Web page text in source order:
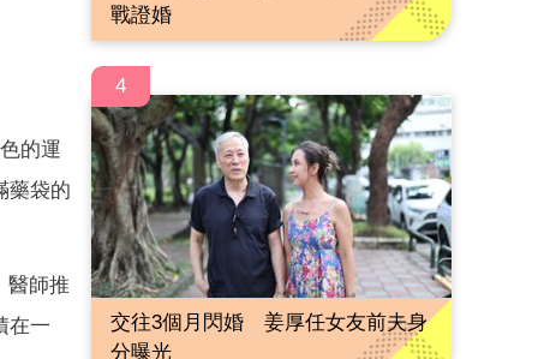
的運
藥袋的
醫師推
在一
戰證婚
4
交往3個月閃婚 姜厚任女友前夫身
分曝光